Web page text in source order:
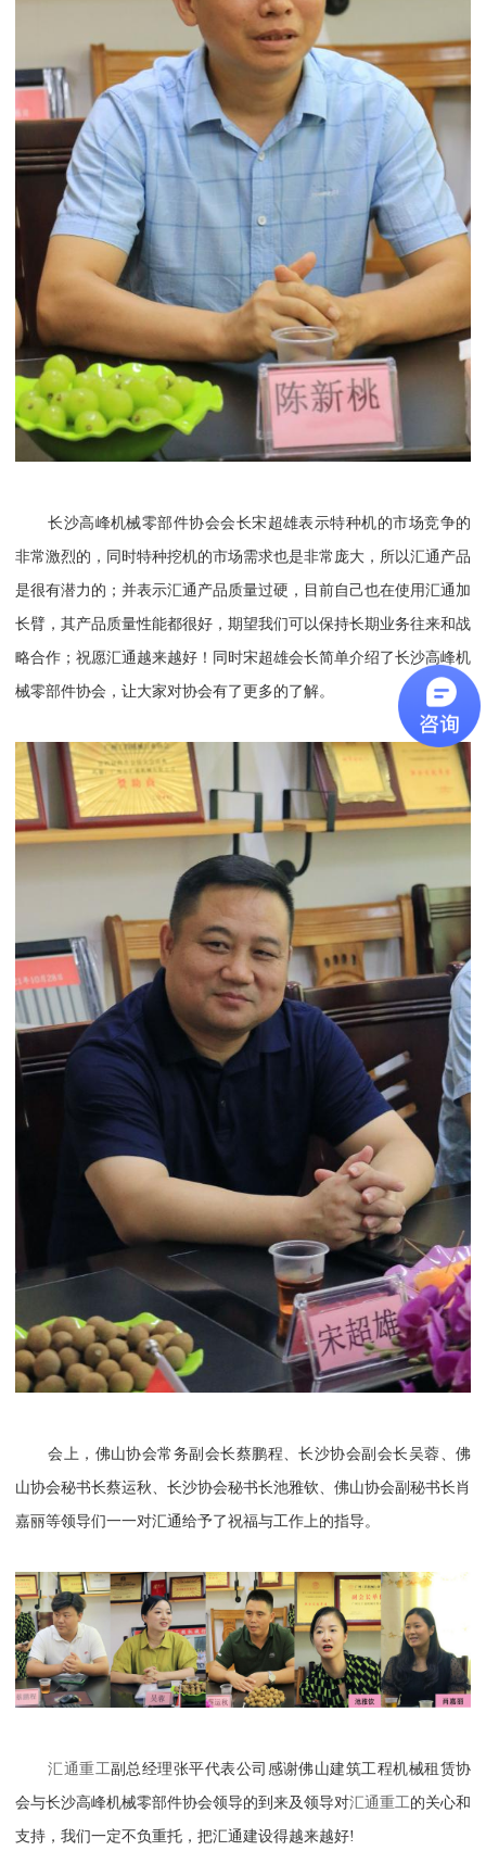
长沙高峰机械零部件协会会长宋超雄表示特种机的市场竞争的
非常激烈的，同时特种挖机的市场需求也是非常庞大，所以汇通产品
是很有潜力的；并表示汇通产品质量过硬，目前自己也在使用汇通加
长臂，其产品质量性能都很好，期望我们可以保持长期业务往来和战
略合作；祝愿汇通越来越好！同时宋超雄会长简单介绍了长沙高峰机
械零部件协会，让大家对协会有了更多的了解。
会上，佛山协会常务副会长蔡鹏程、长沙协会副会长吴蓉、佛
山协会秘书长蔡运秋、长沙协会秘书长池雅钦、佛山协会副秘书长肖
嘉丽等领导们一一对汇通给予了祝福与工作上的指导。
汇通重工 副总经理张平代表公司感谢佛山建筑工程机械租赁协
会与长沙高峰机械零部件协会领导的到来及领导对汇通重工 的关心和
支持，我们一定不负重托，把汇通建设得越来越好!